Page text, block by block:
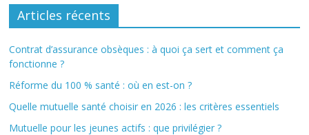
Articles récents
Contrat d’assurance obsèques : à quoi ça sert et comment ça
fonctionne ?
Réforme du 100 % santé : où en est-on ?
Quelle mutuelle santé choisir en 2026 : les critères essentiels
Mutuelle pour les jeunes actifs : que privilégier ?